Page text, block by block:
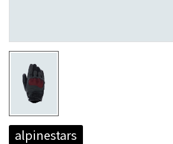
alpinestars